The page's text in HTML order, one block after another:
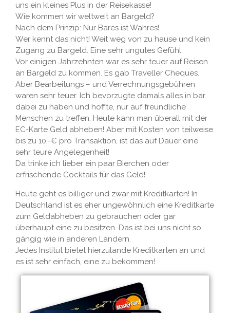
uns ein kleines Plus in der Reisekasse!
Wie kommen wir weltweit an Bargeld?
Nach dem Prinzip: Nur Bares ist Wahres!
Wer kennt das nicht! Weit weg von zu hause und kein
Zugang zu Bargeld. Eine sehr ungutes Gefühl.
Vor einigen Jahrzehnten war es sehr teuer auf Reisen
an Bargeld zu kommen. Es gab Traveller Cheques.
Aber Bearbeitungs – und Verrechnungsgebühren
waren sehr teuer. Ich bevorzugte damals alles in bar
dabei zu haben und hoffte, nur auf freundliche
Menschen zu treffen. Heute kann man überall mit der
EC-Karte Geld abheben! Aber mit Kosten von teilweise
bis zu 10,-€ pro Transaktion, ist das auf Dauer eine
sehr teure Angelegenheit!
Da trinke ich lieber ein paar Bierchen oder
erfrischende Cocktails für das Geld!
Heute geht es billiger und zwar mit Kreditkarten! In
Deutschland ist es eher ungewöhnlich eine Kreditkarte
zum Geldabheben zu gebrauchen oder gar
überhaupt eine zu besitzen. Das ist bei uns nicht so
gängig wie in anderen Ländern.
Jedes Institut bietet hierzulande Kreditkarten an und
es ist sehr einfach, eine zu bekommen!